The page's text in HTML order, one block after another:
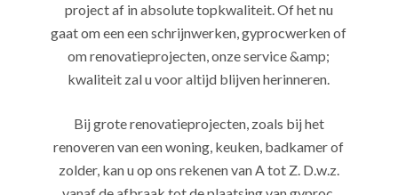
project af in absolute topkwaliteit. Of het nu
gaat om een een schrijnwerken, gyprocwerken of
om renovatieprojecten, onze service &amp;
kwaliteit zal u voor altijd blijven herinneren.
Bij grote renovatieprojecten, zoals bij het
renoveren van een woning, keuken, badkamer of
zolder, kan u op ons rekenen van A tot Z. D.w.z.